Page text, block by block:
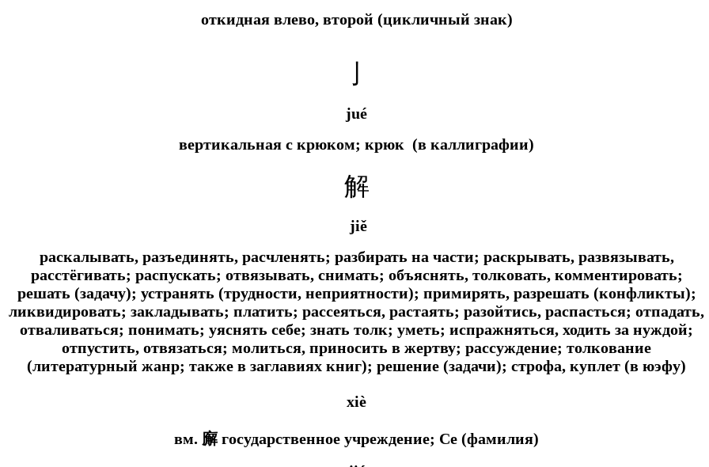
откидная влево, второй (цикличный знак)
jué
вертикальная с крюком; крюк (в каллиграфии)
解
jiě
раскалывать, разъединять, расчленять; разбирать на части; раскрывать, развязывать,
расстёгивать; распускать; отвязывать, снимать; объяснять, толковать, комментировать;
решать (задачу); устранять (трудности, неприятности); примирять, разрешать (конфликты);
ликвидировать; закладывать; платить; рассеяться, растаять; разойтись, распасться; отпадать,
отваливаться; понимать; уяснять себе; знать толк; уметь; испражняться, ходить за нуждой;
отпустить, отвязаться; молиться, приносить в жертву; рассуждение; толкование
(литературный жанр; также в заглавиях книг); решение (задачи); строфа, куплет (в юэфу)
xiè
вм. 廨 государственное учреждение; Се (фамилия)